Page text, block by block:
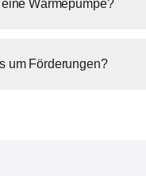
Wärmepumpe?
um Förderungen?